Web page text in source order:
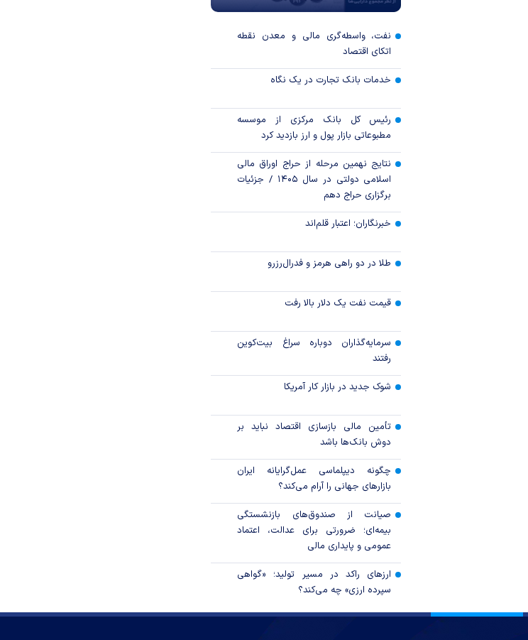
نفت، واسطه‌گری مالی و معدن نقطه
اتکای اقتصاد
خدمات بانک تجارت در یک نگاه
رئیس کل بانک مرکزی از موسسه
مطبوعاتی بازار پول و ارز بازدید کرد
نتایج نهمین مرحله از حراج اوراق مالی
اسلامی دولتی در سال ۱۴۰۵ / جزئیات
برگزاری حراج دهم
خبرنگاران؛ اعتبار قلم‌اند
طلا در دو راهی هرمز و فدرال‌رزرو
قیمت نفت یک دلار بالا رفت
سرمایه‌گذاران دوباره سراغ بیت‌کوین
رفتند
شوک جدید در بازار کار آمریکا
تأمین مالی بازسازی اقتصاد نباید بر
دوش بانک‌ها باشد
چگونه دیپلماسی عمل‌گرایانه ایران
بازار‌های جهانی را آرام می‌کند؟
صیانت از صندوق‌های بازنشستگی
بیمه‌ای؛ ضرورتی برای عدالت، اعتماد
عمومی و پایداری مالی
ارزهای راکد در مسیر تولید؛ «گواهی
سپرده ارزی» چه می‌کند؟